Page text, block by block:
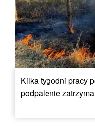
Kilka tygodni pracy
podpalenie